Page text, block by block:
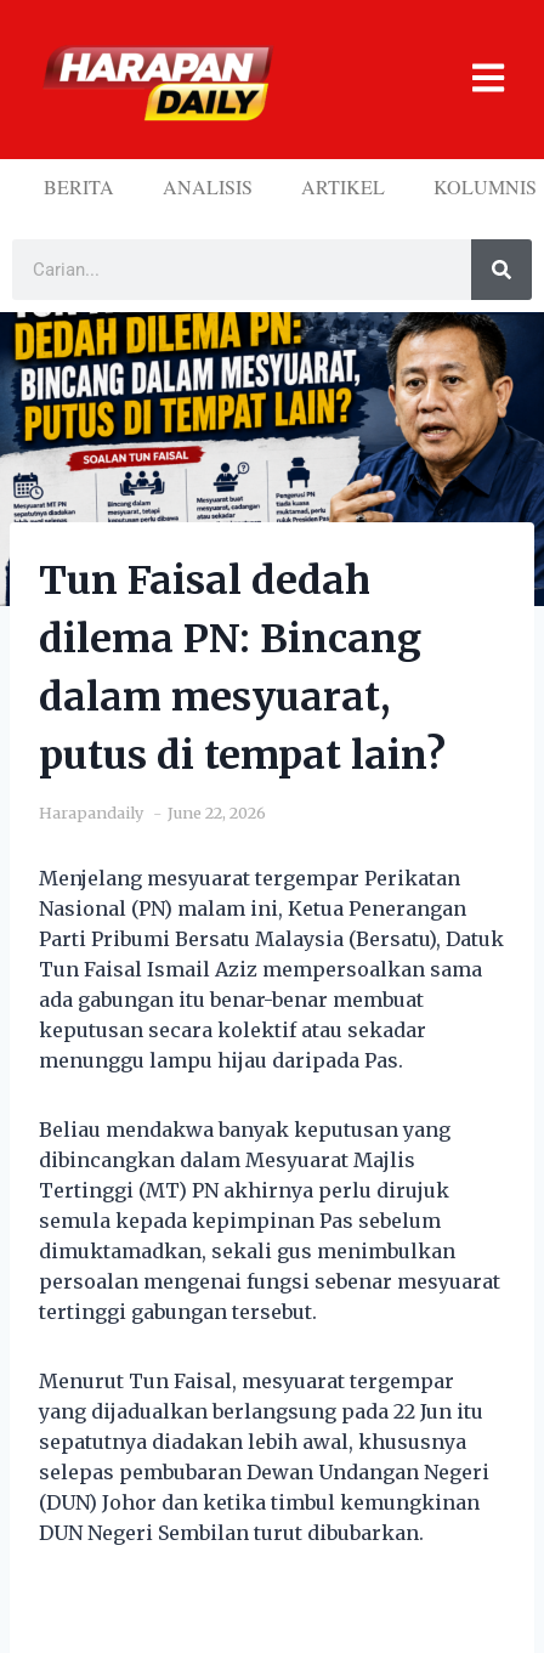
BERITA ANALISIS ARTIKEL KOLUMNIS
Tun Faisal dedah
dilema PN: Bincang
dalam mesyuarat,
putus di tempat lain?
Harapandaily June 22, 2026
Menjelang mesyuarat tergempar Perikatan
Nasional (PN) malam ini, Ketua Penerangan
Parti Pribumi Bersatu Malaysia (Bersatu), Datuk
Tun Faisal Ismail Aziz mempersoalkan sama
ada gabungan itu benar-benar membuat
keputusan secara kolektif atau sekadar
menunggu lampu hijau daripada Pas.
Beliau mendakwa banyak keputusan yang
dibincangkan dalam Mesyuarat Majlis
Tertinggi (MT) PN akhirnya perlu dirujuk
semula kepada kepimpinan Pas sebelum
dimuktamadkan, sekali gus menimbulkan
persoalan mengenai fungsi sebenar mesyuarat
tertinggi gabungan tersebut.
Menurut Tun Faisal, mesyuarat tergempar
yang dijadualkan berlangsung pada 22 Jun itu
sepatutnya diadakan lebih awal, khususnya
selepas pembubaran Dewan Undangan Negeri
(DUN) Johor dan ketika timbul kemungkinan
DUN Negeri Sembilan turut dibubarkan.